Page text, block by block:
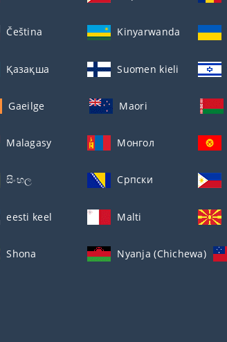
Čeština Kinyarwanda
Қазақша Suomen kieli
Gaeilge Maori
Malagasy Монгол
සිංහල Српски
eesti keel Malti
Shona Nyanja (Chichewa)